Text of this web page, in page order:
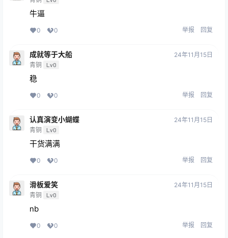
牛逼
0 0 举报 回复
成就等于大船
青铜 Lv0
24年11月15日
稳
0 0 举报 回复
认真演变小蝴蝶
青铜 Lv0
24年11月15日
干货满满
0 0 举报 回复
滑板爱笑
青铜 Lv0
24年11月15日
nb
0 0 举报 回复